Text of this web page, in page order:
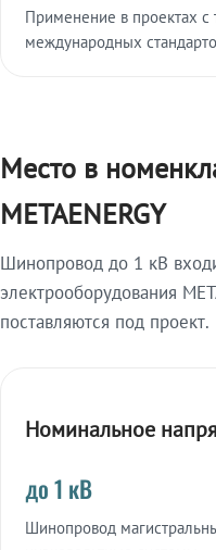
Применение в проектах с
международных
Место в
METAENERGY
Шинопровод до 1 кВ
электрооборудования
поставляются под проект.
Номинальное
до 1 кВ
Шинопровод